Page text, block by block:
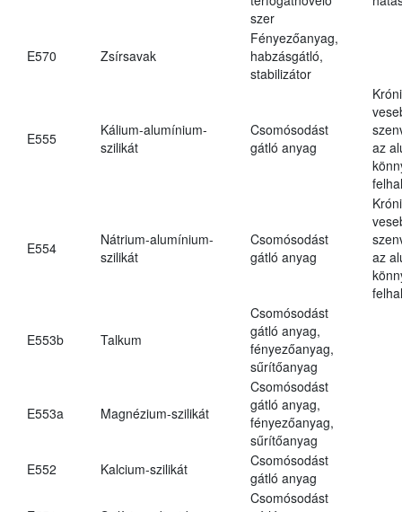
szer
E570 Zsírsavak
Fényezőanyag,
habzásgátló,
stabilizátor
E555
Kálium-alumínium-
szilikát
Csomósodást
gátló anyag
az
E554
Nátrium-alumínium-
szilikát
Csomósodást
gátló anyag
az
E553b Talkum
Csomósodást
gátló anyag,
fényezőanyag,
sűrítőanyag
E553a Magnézium-szilikát
Csomósodást
gátló anyag,
fényezőanyag,
sűrítőanyag
E552
Kalcium-szilikát
Csomósodást
gátló anyag
Csomósodást